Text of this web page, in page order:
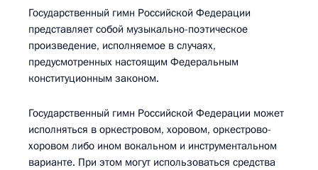
Государственный гимн Российской Федерации
представляет собой музыкально-поэтическое
произведение, исполняемое в случаях,
предусмотренных настоящим Федеральным
конституционным законом.
Государственный гимн Российской Федерации может
исполняться в оркестровом, хоровом, оркестрово-
хоровом либо ином вокальном и инструментальном
варианте. При этом могут использоваться средства